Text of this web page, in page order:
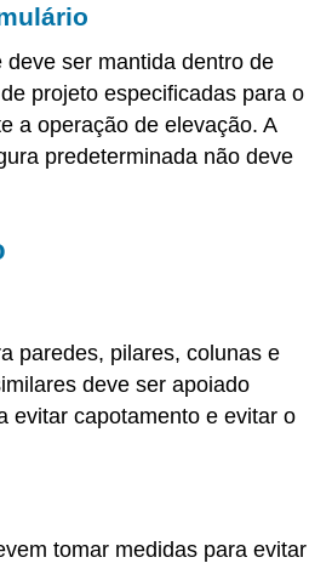
deve ser mantida dentro de
projeto especificadas para o
a operação de elevação. A
predeterminada não deve
paredes, pilares, colunas e
deve ser apoiado
evitar capotamento e evitar o
tomar medidas para evitar